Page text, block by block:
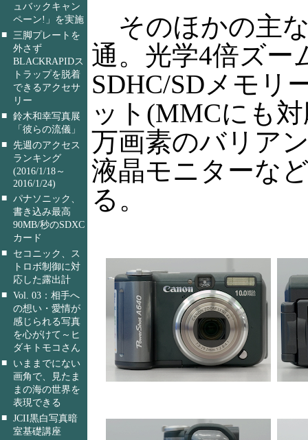
ュバックキャン
ペーン!」を実施
■ 三脚プレートを
外さず
BLACKRAPIDス
トラップを脱着
できるアクセサ
リー
■ 鈴木和幸写真展
「彼らの流儀」
■ 先週のアクセス
ランキング
(2016/1/18～
2016/1/24)
■ パナソニック、
書き込み最高
90MB/秒のSDXC
カード
■
セコニック、ス
トロボ制御に対
応した露出計
■ Vol. 03：相手へ
の想い・愛情が
感じられる写真
を心がけて～ヒ
ダキトモコさん
■
いままでにない
画角で、見たま
まの海の世界を
表現できる
■ JCII黒白写真暗
室基礎講座
そのほかの主
通。光学4倍ズー
SDHC/SDメモリ
ット(MMCにも
万画素のバリア
液晶モニターな
る。